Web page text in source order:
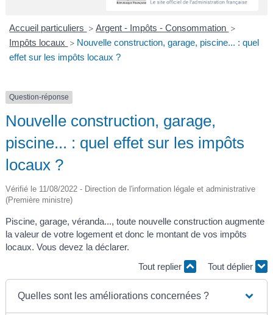
R
Accueil particuliers > Argent - Impôts - Consommation >
Impôts locaux > Nouvelle construction, garage, piscine... : quel
effet sur les impôts locaux ?
Question-réponse
Nouvelle construction, garage,
piscine... : quel effet sur les impôts
locaux ?
Vérifié le 11/08/2022 - Direction de l'information légale et administrative
(Première ministre)
Piscine, garage, véranda..., toute nouvelle construction augmente
la valeur de votre logement et donc le montant de vos impôts
locaux. Vous devez la déclarer.
Tout replier
Tout déplier
Quelles sont les améliorations concernées ?